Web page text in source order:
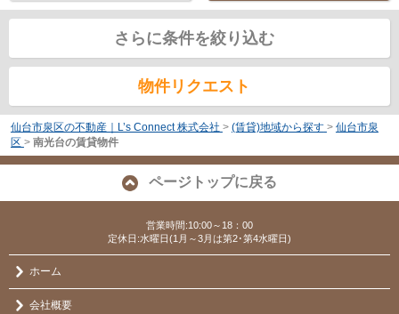
さらに条件を絞り込む
物件リクエスト
仙台市泉区の不動産｜L’s Connect 株式会社 > (賃貸)地域から探す > 仙台市泉
区 > 南光台の賃貸物件
ページトップに戻る
営業時間:10:00～18：00
定休日:水曜日(1月～3月は第2･第4水曜日)
ホーム
会社概要